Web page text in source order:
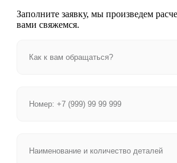
Заполните заявку, мы произведем
вами свяжемся.